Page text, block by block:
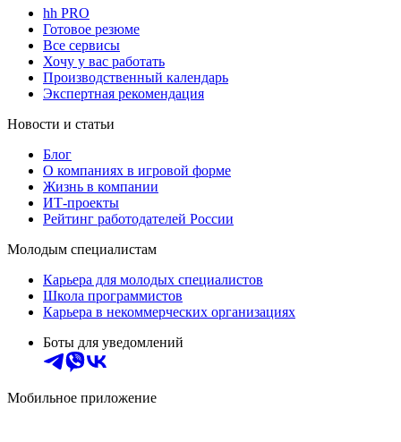
hh PRO
Готовое резюме
Все сервисы
Хочу у вас работать
Производственный календарь
Экспертная рекомендация
Новости и статьи
Блог
О компаниях в игровой форме
Жизнь в компании
ИТ-проекты
Рейтинг работодателей России
Молодым специалистам
Карьера для молодых специалистов
Школа программистов
Карьера в некоммерческих организациях
Боты для уведомлений
Мобильное приложение